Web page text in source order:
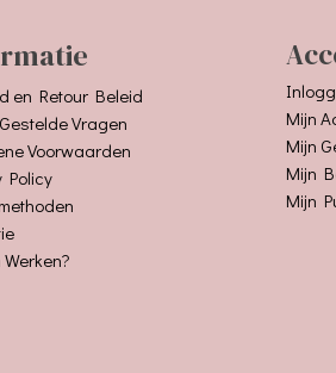
en Retour Beleid
Vragen
Voorwaarden
Policy
Mijn
Mijn
Mijn
Mijn